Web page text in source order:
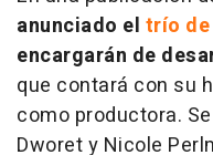
anunciado el trío
encargarán de
que contará con su
como productora.
Dworet y Nicole